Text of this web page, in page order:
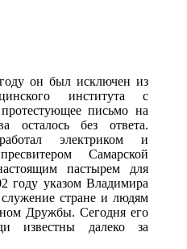
он был исключен из
института с
письмо на
осталось без ответа.
электриком и
Самарской
пастырем для
году указом Владимира
стране и людям
Дружбы. Сегодня его
известны далеко за